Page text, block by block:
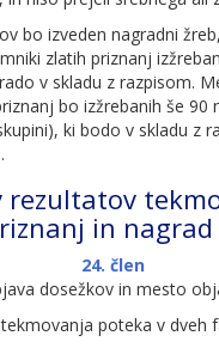
bo izveden nagradni
zlatih priznanj
v skladu z razpisom.
bo izžrebanih še 90
ki bodo v skladu z
rezultatov
in nagrad
24. člen
dosežkov in mesto
poteka v dveh